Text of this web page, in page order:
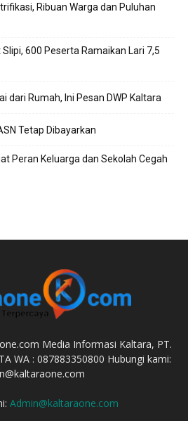
Ribuan Warga dan Puluhan
600 Peserta Ramaikan Lari 7,5
dari Rumah, Ini Pesan DWP Kaltara
Tetap Dibayarkan
Peran Keluarga dan Sekolah Cegah
Media Informasi Kaltara, PT.
WA : 087883350800 Hubungi kami:
Admin@kaltaraone.com